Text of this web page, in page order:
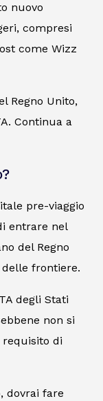
nuovo
compresi
come Wizz
Regno Unito,
Continua a
pre-viaggio
entrare nel
del Regno
frontiere.
degli Stati
non si
di
dovrai fare